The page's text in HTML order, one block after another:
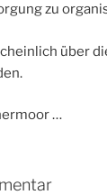
zu
über
…